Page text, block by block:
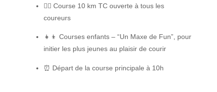
🏃‍♂️ Course 10 km TC ouverte à tous les
coureurs
👧👦 Courses enfants – “Un Maxe de Fun” , pour
initier les plus jeunes au plaisir de courir
⏰ Départ de la course principale à 10h